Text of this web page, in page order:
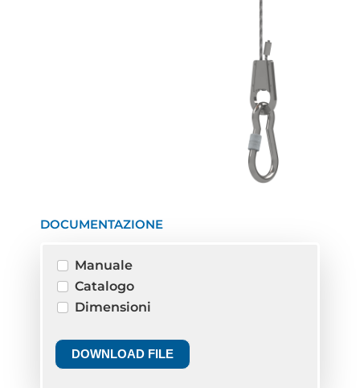
DOCUMENTAZIONE
Manuale
Catalogo
Dimensioni
DOWNLOAD FILE